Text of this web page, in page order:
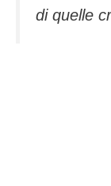
di quelle